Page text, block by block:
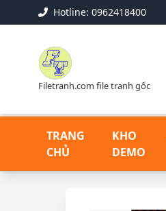
Hotline: 0962418400
Filetranh.com file tranh gốc
TRANG
CHỦ
KHO
DEMO